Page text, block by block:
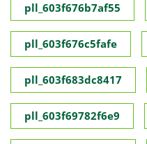
pll_603f676b7af55
pll_603f676c5fafe
pll_603f683dc8417
pll_603f69782f6e9